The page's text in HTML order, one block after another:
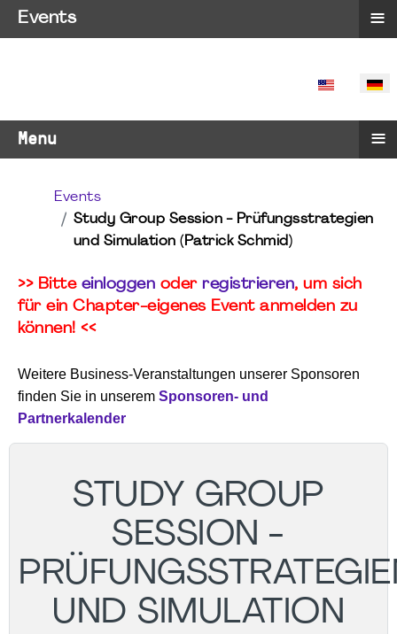
SPRACHE
Menu ≡
Events
Study Group Session - Prüfungsstrategien
und Simulation (Patrick Schmid)
>> Bitte einloggen oder registrieren, um sich
für ein Chapter-eigenes Event anmelden zu
können! <<
Weitere Business-Veranstaltungen unserer Sponsoren
finden Sie in unserem Sponsoren- und
Partnerkalender
STUDY GROUP
SESSION -
UND SIMULATION
Events ≡